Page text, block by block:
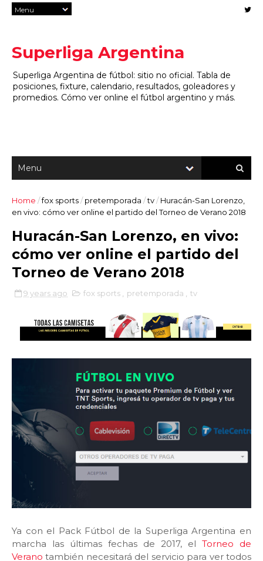
Superliga Argentina
Superliga Argentina de fútbol: sitio no oficial. Tabla de
posiciones, fixture, calendario, resultados, goleadores y
promedios. Cómo ver online el fútbol argentino y más.
Home /fox sports/pretemporada /tv/Huracán-San Lorenzo,
en vivo: cómo ver online el partido del Torneo de Verano 2018
Huracán-San Lorenzo, en vivo:
cómo ver online el partido del
Torneo de Verano 2018
9 years ago fox sports pretemporada tv
Ya con el Pack Fútbol de la Superliga Argentina en
marcha las últimas fechas de 2017, el Torneo de
Verano también necesitará del servicio para ver todos